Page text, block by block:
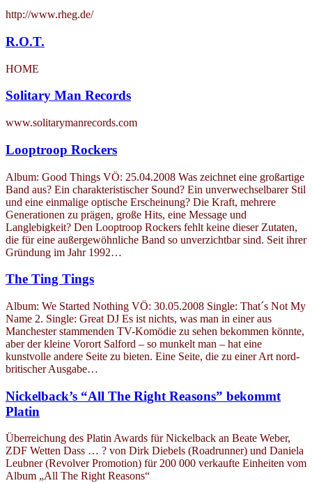
http://www.rheg.de/
R.O.T.
HOME
Solitary Man Records
www.solitarymanrecords.com
Looptroop Rockers
Album: Good Things VÖ: 25.04.2008 Was zeichnet eine großartige
Band aus? Ein charakteristischer Sound? Ein unverwechselbarer Stil
und eine einmalige optische Erscheinung? Die Kraft, mehrere
Generationen zu prägen, große Hits, eine Message und
Langlebigkeit? Den Looptroop Rockers fehlt keine dieser Zutaten,
die für eine außergewöhnliche Band so unverzichtbar sind. Seit ihrer
Gründung im Jahr 1992…
The Ting Tings
Album: We Started Nothing VÖ: 30.05.2008 Single: That´s Not My
Name 2. Single: Great DJ Es ist nichts, was man in einer aus
Manchester stammenden TV-Komödie zu sehen bekommen könnte,
aber der kleine Vorort Salford – so munkelt man – hat eine
kunstvolle andere Seite zu bieten. Eine Seite, die zu einer Art nord-
britischer Ausgabe…
Nickelback’s “All The Right Reasons” bekommt
Platin
Überreichung des Platin Awards für Nickelback an Beate Weber,
ZDF Wetten Dass … ? von Dirk Diebels (Roadrunner) und Daniela
Leubner (Revolver Promotion) für 200 000 verkaufte Einheiten vom
Album „All The Right Reasons“